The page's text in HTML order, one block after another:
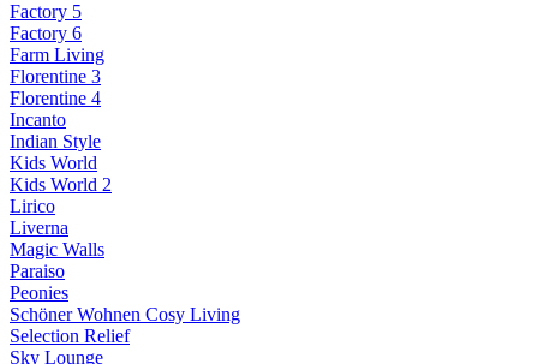
Factory 5
Factory 6
Farm Living
Florentine 3
Florentine 4
Incanto
Indian Style
Kids World
Kids World 2
Lirico
Liverna
Magic Walls
Paraiso
Peonies
Schöner Wohnen Cosy Living
Selection Relief
Sky Lounge